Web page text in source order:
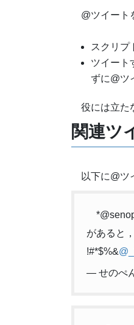
@ツイート
スクリプ
ツイート
ずに@ツ
役には立た
関連ツ
以下に@ツ
があると
!#*$%&
— せのぺ